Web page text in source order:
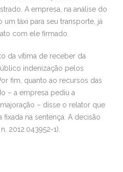
A empresa, na análise do
táxi para seu transporte, já
com ele firmado.
da vítima de receber da
indenização pelos
fim, quanto ao recursos das
– a empresa pediu a
– disse o relator que
na sentença. A decisão
2012.043952-1).